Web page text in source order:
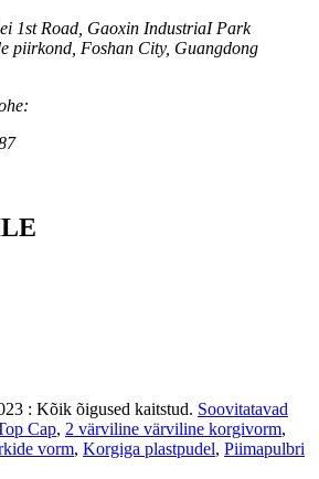
1st Road, Gaoxin IndustriaI Park
piirkond, Foshan City, Guangdong
: Kõik õigused kaitstud. Soovitatavad
Cap, 2 värviline värviline korgivorm,
vorm, Korgiga plastpudel, Piimapulbri